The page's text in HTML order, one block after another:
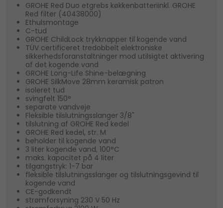
GROHE Red Duo etgrebs køkkenbatteriinkl. GROHE
Red filter (40438000)
Ethulsmontage
C-tud
GROHE ChildLock trykknapper til kogende vand
TÜV certificeret tredobbelt elektroniske
sikkerhedsforanstaltninger mod utilsigtet aktivering
af det kogende vand
GROHE Long-Life Shine-belægning
GROHE SilkMove 28mm keramisk patron
isoleret tud
svingfelt 150°
separate vandveje
Fleksible tilslutningsslanger 3/8"
tilslutning af GROHE Red kedel
GROHE Red kedel, str. M
beholder til kogende vand
3 liter kogende vand, 100°C
maks. kapacitet på 4 liter
tilgangstryk: 1-7 bar
fleksible tilslutningsslanger og tilslutningsgevind til
kogende vand
CE-godkendt
strømforsyning 230 V 50 Hz